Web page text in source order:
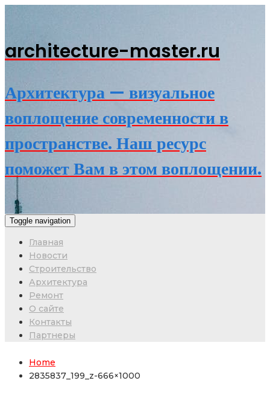
architecture-master.ru
Архитектура — визуальное
воплощение современности в
пространстве. Наш ресурс
поможет Вам в этом воплощении.
Toggle navigation
Главная
Новости
Строительство
Архитектура
Ремонт
О сайте
Контакты
Партнеры
Home
2835837_199_z-666×1000